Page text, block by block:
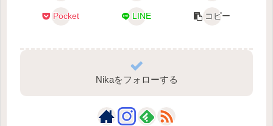
Pocket LINE コピー
Nikaをフォローする